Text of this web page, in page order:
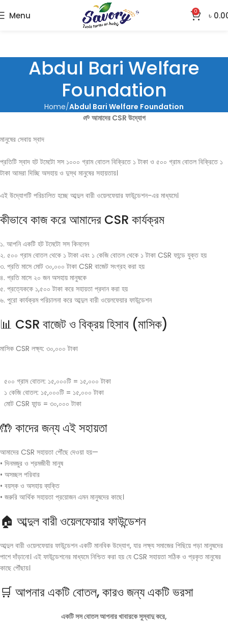
Menu 0 ৳
Abdul Bari Welfare
Foundation
Home Abdul Bari Welfare Foundation
🌱 আমাদের CSR উদ্যোগ
মানুষের সেবায় স্বাদ
প্রতিটি স্বাদ হট টমেটো সস ১০০০ গ্রাম বোতল বিক্রিতে ১ টাকা ও ৫০০ গ্রাম বোতল বিক্রিতে ১
টাকা আমরা দিচ্ছি অসহায় ও দুস্থ মানুষের সহায়তায়।
এই উদ্যোগটি পরিচালিত হচ্ছে আব্দুল বারী ওয়েলফেয়ার ফাউন্ডেশন-এর মাধ্যমে।
কীভাবে কাজ করে আমাদের CSR কার্যক্রম
১. আপনি একটি হট টমেটো সস কিনলেন
২. ৫০০ গ্রাম বোতল থেকে ১ টাকা এবং ১ কেজি বোতল থেকে ১ টাকা CSR ফান্ডে যুক্ত হয়
৩. প্রতি মাসে মোট ৩০,০০০ টাকা CSR বাজেট সংগ্রহ করা হয়
৪. প্রতি মাসে ২০ জন অসহায় মানুষকে
৫. প্রত্যেককে ১,৫০০ টাকা করে সহায়তা প্রদান করা হয়
৬. পুরো কার্যক্রম পরিচালনা করে আব্দুল বারী ওয়েলফেয়ার ফাউন্ডেশন
📊 CSR বাজেট ও বিক্রয় হিসাব (মাসিক)
মাসিক CSR লক্ষ্য: ৩০,০০০ টাকা
৫০০ গ্রাম বোতল: ১৫,০০০টি = ১৫,০০০ টাকা
১ কেজি বোতল: ১৫,০০০টি = ১৫,০০০ টাকা
মোট CSR ফান্ড = ৩০,০০০ টাকা
🤲 কাদের জন্য এই সহায়তা
আমাদের CSR সহায়তা পৌঁছে দেওয়া হয়—
• দিনমজুর ও শ্রমজীবী মানুষ
• অসচ্ছল পরিবার
• বয়স্ক ও অসহায় ব্যক্তি
• জরুরি আর্থিক সহায়তা প্রয়োজন এমন মানুষদের কাছে।
🏠 আব্দুল বারী ওয়েলফেয়ার ফাউন্ডেশন
আব্দুল বারী ওয়েলফেয়ার ফাউন্ডেশন একটি মানবিক উদ্যোগ, যার লক্ষ্য সমাজের পিছিয়ে পড়া মানুষদের
পাশে দাঁড়ানো। এই ফাউন্ডেশনের মাধ্যমে নিশ্চিত করা হয় যে CSR সহায়তা সঠিক ও প্রকৃত মানুষের
কাছে পৌঁছায়।
🛒 আপনার একটি বোতল, কারও জন্য একটি ভরসা
একটি সস বোতল আপনার খাবারকে সুস্বাদু করে,